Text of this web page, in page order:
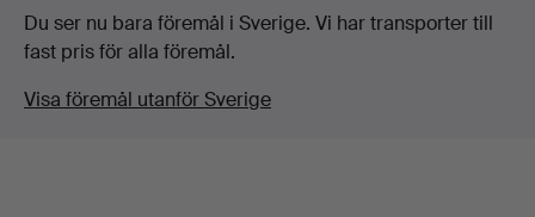
Du ser nu bara föremål i Sverige. Vi har transporter till
fast pris för alla föremål.
Visa föremål utanför Sverige